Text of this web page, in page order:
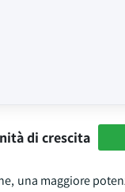
di crescita
una maggiore